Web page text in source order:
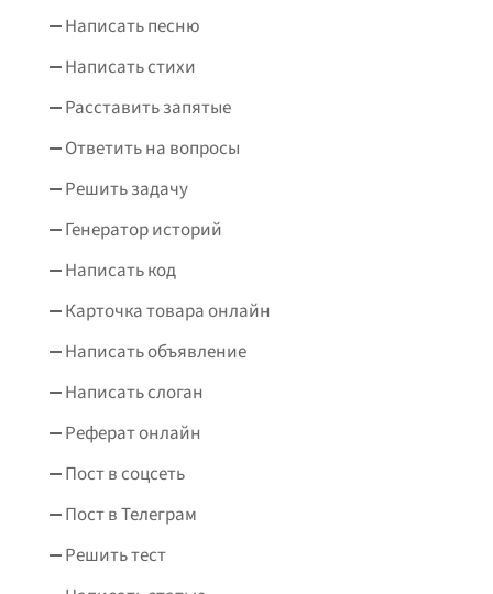
Написать песню
Написать стихи
Расставить запятые
Ответить на вопросы
Решить задачу
Генератор историй
Написать код
Карточка товара онлайн
Написать объявление
Написать слоган
Реферат онлайн
Пост в соцсеть
Пост в Телеграм
Решить тест